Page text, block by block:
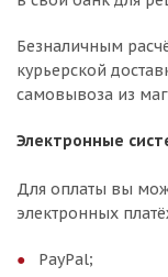
Безналичным
курьерской
самовывоза из
Электронные
Для оплаты вы
электронных
PayPal;